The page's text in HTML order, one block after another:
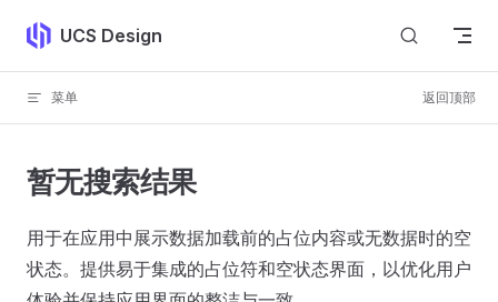
Skip to content
UCS Design
菜单 返回顶部
暂无搜索结果
用于在应用中展示数据加载前的占位内容或无数据时的空
状态。提供易于集成的占位符和空状态界面，以优化用户